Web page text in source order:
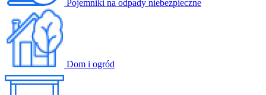
Pojemniki na odpady niebezpieczne
Dom i ogród